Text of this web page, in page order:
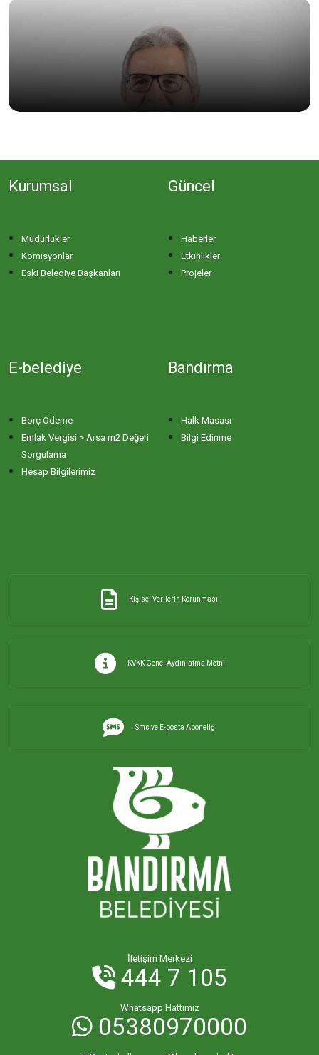
Kurumsal
Müdürlükler
Komisyonlar
Eski Belediye Başkanları
Güncel
Haberler
Etkinlikler
Projeler
E-belediye
Borç Ödeme
Emlak Vergisi > Arsa m2 Değeri
Sorgulama
Hesap Bilgilerimiz
Bandırma
Halk Masası
Bilgi Edinme
Kişisel Verilerin Korunması
KVKK Genel Aydınlatma Metni
Sms ve E-posta Aboneliği
İletişim Merkezi
444 7 105
Whatsapp Hattımız
05380970000